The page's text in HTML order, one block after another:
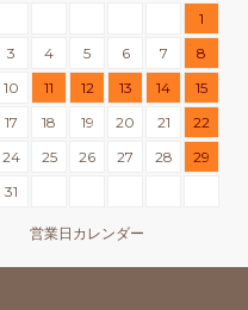
1
3 4 5 6 7
8
10 11 12 13 14
15
17 18 19 20 21
22
24 25 26 27 28
29
31
営業日カレンダー